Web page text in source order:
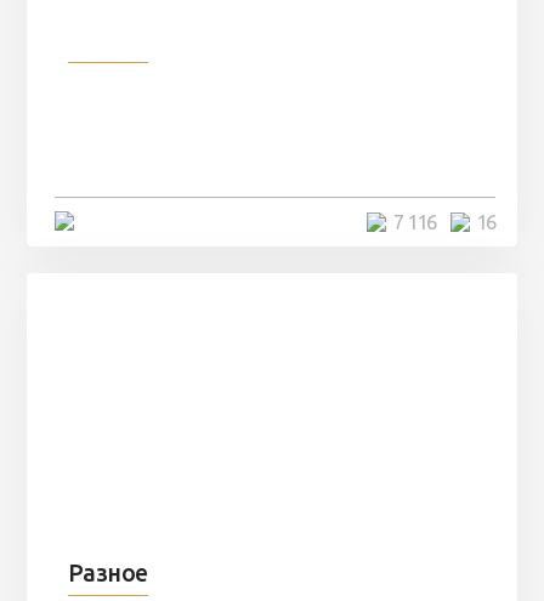
16
7 116
Разное